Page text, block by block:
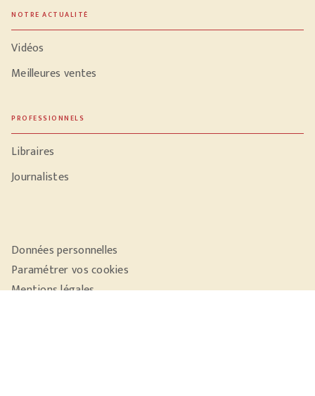
NOTRE ACTUALITÉ
Vidéos
Meilleures ventes
PROFESSIONNELS
Libraires
Journalistes
Données personnelles
Paramétrer vos cookies
Mentions légales